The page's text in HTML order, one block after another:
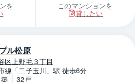
を
このマンションを
貸したい
ル松原
区上野毛３丁目
線「二子玉川」駅 徒歩6分
32戸